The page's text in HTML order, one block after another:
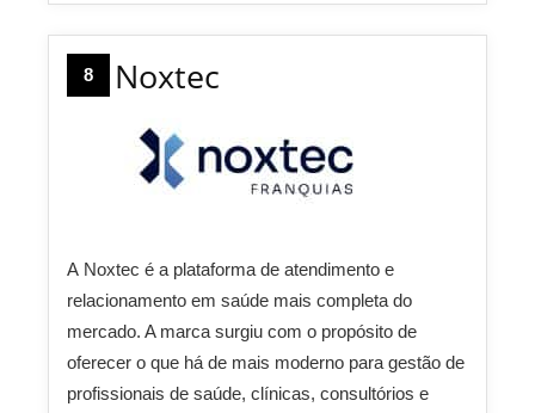
8 Noxtec
A Noxtec é a plataforma de atendimento e
relacionamento em saúde mais completa do
mercado. A marca surgiu com o propósito de
oferecer o que há de mais moderno para gestão de
profissionais de saúde, clínicas, consultórios e